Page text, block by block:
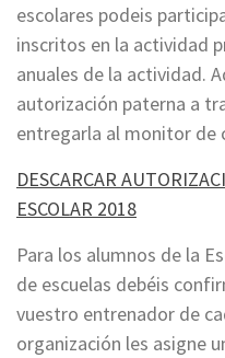
escolares podeis
inscritos en la actividad
anuales de la actividad.
autorización paterna a
entregarla al monitor de
DESCARCAR
ESCOLAR 2018
Para los alumnos de la
de escuelas debéis
vuestro entrenador de
organización les asigne